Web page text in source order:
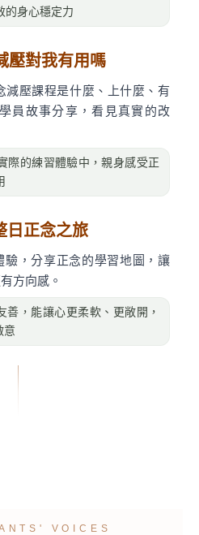
的身心穩定力
壓對我有用嗎
減壓課程是什麼、上什麼、有
員故事分享，看見真實的改
際的練習體驗中，親身感受正
日正念之旅
驗，分享正念的學習地圖，讓
方向感。
善，能讓心更柔軟、更敞開，
意
VOICES